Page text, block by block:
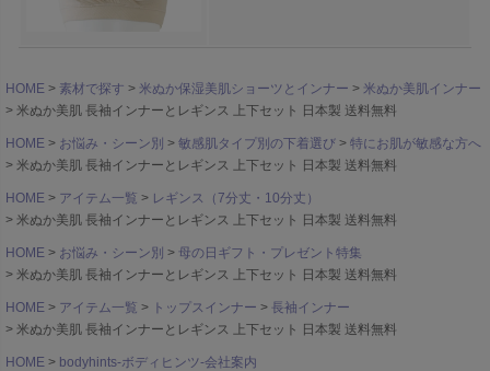
HOME 素材で探す 米ぬか保湿美肌ショーツとインナー
米ぬか美肌インナー
米ぬか美肌 長袖インナーとレギンス 上下セット 日本製 送料無料
HOME お悩み・シーン別 敏感肌タイプ別の下着選び
特にお肌が敏感な方へ
米ぬか美肌 長袖インナーとレギンス 上下セット 日本製 送料無料
HOME アイテム一覧
レギンス（7分丈・10分丈）
米ぬか美肌 長袖インナーとレギンス 上下セット 日本製 送料無料
HOME お悩み・シーン別
母の日ギフト・プレゼント特集
米ぬか美肌 長袖インナーとレギンス 上下セット 日本製 送料無料
HOME アイテム一覧 トップスインナー
長袖インナー
米ぬか美肌 長袖インナーとレギンス 上下セット 日本製 送料無料
HOME
bodyhints-ボディヒンツ-会社案内